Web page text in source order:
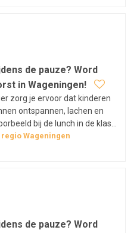
de pauze? Word
in Wageningen!
ontspannen, lachen en
bij de lunch in de klas,
op het plein of ondersteunt
Vrijwilligerswerk bij Brood &…
regio Wageningen
de pauze? Word